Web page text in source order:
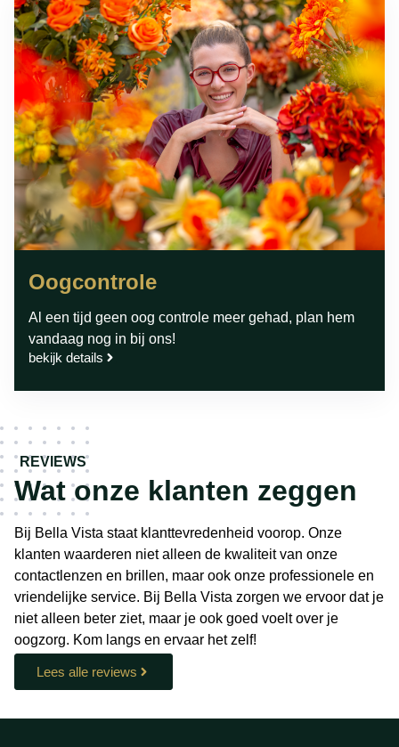
Oogcontrole
Al een tijd geen oog controle meer gehad, plan hem
vandaag nog in bij ons!
bekijk details
REVIEWS
Wat onze klanten zeggen
Bij Bella Vista staat klanttevredenheid voorop. Onze
klanten waarderen niet alleen de kwaliteit van onze
contactlenzen en brillen, maar ook onze professionele en
vriendelijke service. Bij Bella Vista zorgen we ervoor dat je
niet alleen beter ziet, maar je ook goed voelt over je
oogzorg. Kom langs en ervaar het zelf!
Lees alle reviews